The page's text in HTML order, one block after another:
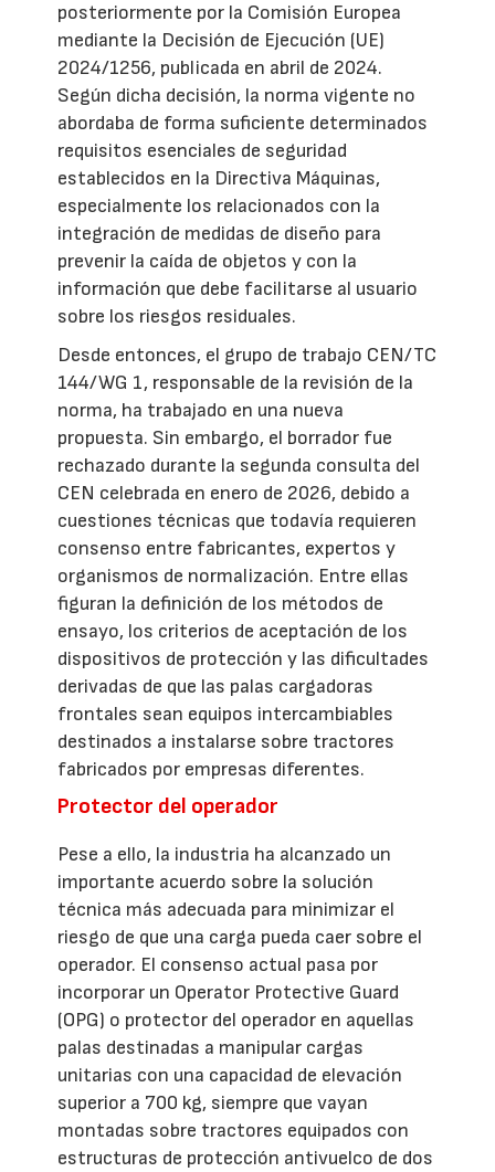
posteriormente por la Comisión Europea
mediante la Decisión de Ejecución (UE)
2024/1256, publicada en abril de 2024.
Según dicha decisión, la norma vigente no
abordaba de forma suficiente determinados
requisitos esenciales de seguridad
establecidos en la Directiva Máquinas,
especialmente los relacionados con la
integración de medidas de diseño para
prevenir la caída de objetos y con la
información que debe facilitarse al usuario
sobre los riesgos residuales.
Desde entonces, el grupo de trabajo CEN/TC
144/WG 1, responsable de la revisión de la
norma, ha trabajado en una nueva
propuesta. Sin embargo, el borrador fue
rechazado durante la segunda consulta del
CEN celebrada en enero de 2026, debido a
cuestiones técnicas que todavía requieren
consenso entre fabricantes, expertos y
organismos de normalización. Entre ellas
figuran la definición de los métodos de
ensayo, los criterios de aceptación de los
dispositivos de protección y las dificultades
derivadas de que las palas cargadoras
frontales sean equipos intercambiables
destinados a instalarse sobre tractores
fabricados por empresas diferentes.
Protector del operador
Pese a ello, la industria ha alcanzado un
importante acuerdo sobre la solución
técnica más adecuada para minimizar el
riesgo de que una carga pueda caer sobre el
operador. El consenso actual pasa por
incorporar un Operator Protective Guard
(OPG) o protector del operador en aquellas
palas destinadas a manipular cargas
unitarias con una capacidad de elevación
superior a 700 kg, siempre que vayan
montadas sobre tractores equipados con
estructuras de protección antivuelco de dos